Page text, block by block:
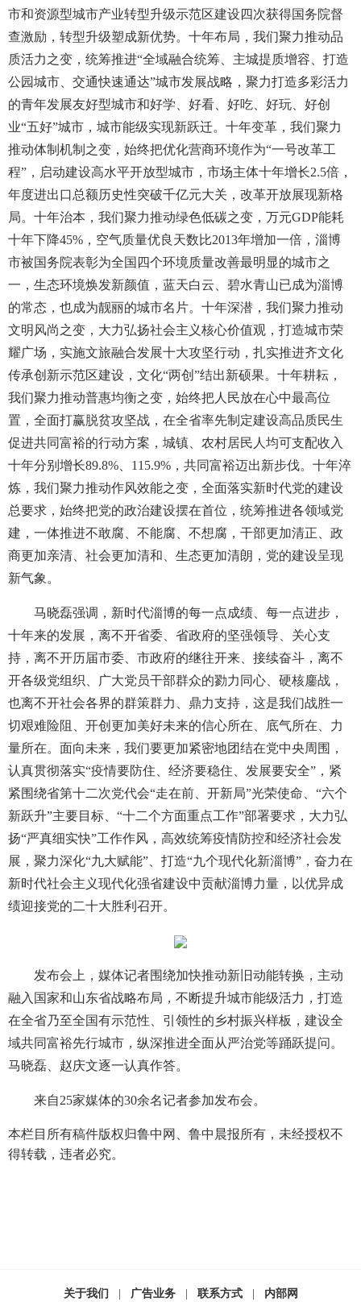
市和资源型城市产业转型升级示范区建设四次获得国务院督
查激励，转型升级塑成新优势。十年布局，我们聚力推动品
质活力之变，统筹推进“全域融合统筹、主城提质增容、打造
公园城市、交通快速通达”城市发展战略，聚力打造多彩活力
的青年发展友好型城市和好学、好看、好吃、好玩、好创
业“五好”城市，城市能级实现新跃迁。十年变革，我们聚力
推动体制机制之变，始终把优化营商环境作为“一号改革工
程”，启动建设高水平开放型城市，市场主体十年增长2.5倍，
年度进出口总额历史性突破千亿元大关，改革开放展现新格
局。十年治本，我们聚力推动绿色低碳之变，万元GDP能耗
十年下降45%，空气质量优良天数比2013年增加一倍，淄博
市被国务院表彰为全国四个环境质量改善最明显的城市之
一，生态环境焕发新颜值，蓝天白云、碧水青山已成为淄博
的常态，也成为靓丽的城市名片。十年深潜，我们聚力推动
文明风尚之变，大力弘扬社会主义核心价值观，打造城市荣
耀广场，实施文旅融合发展十大攻坚行动，扎实推进齐文化
传承创新示范区建设，文化“两创”结出新硕果。十年耕耘，
我们聚力推动普惠均衡之变，始终把人民放在心中最高位
置，全面打赢脱贫攻坚战，在全省率先制定建设高品质民生
促进共同富裕的行动方案，城镇、农村居民人均可支配收入
十年分别增长89.8%、115.9%，共同富裕迈出新步伐。十年淬
炼，我们聚力推动作风效能之变，全面落实新时代党的建设
总要求，始终把党的政治建设摆在首位，统筹推进各领域党
建，一体推进不敢腐、不能腐、不想腐，干部更加清正、政
商更加亲清、社会更加清和、生态更加清朗，党的建设呈现
新气象。
马晓磊强调，新时代淄博的每一点成绩、每一点进步，
十年来的发展，离不开省委、省政府的坚强领导、关心支
持，离不开历届市委、市政府的继往开来、接续奋斗，离不
开各级党组织、广大党员干部群众的勠力同心、硬核鏖战，
也离不开社会各界的群策群力、鼎力支持，这是我们战胜一
切艰难险阻、开创更加美好未来的信心所在、底气所在、力
量所在。面向未来，我们要更加紧密地团结在党中央周围，
认真贯彻落实“疫情要防住、经济要稳住、发展要安全”，紧
紧围绕省第十二次党代会“走在前、开新局”光荣使命、“六个
新跃升”主要目标、“十二个方面重点工作”部署要求，大力弘
扬“严真细实快”工作作风，高效统筹疫情防控和经济社会发
展，聚力深化“九大赋能”、打造“九个现代化新淄博”，奋力在
新时代社会主义现代化强省建设中贡献淄博力量，以优异成
绩迎接党的二十大胜利召开。
发布会上，媒体记者围绕加快推动新旧动能转换，主动
融入国家和山东省战略布局，不断提升城市能级活力，打造
在全省乃至全国有示范性、引领性的乡村振兴样板，建设全
域共同富裕先行城市，纵深推进全面从严治党等踊跃提问。
马晓磊、赵庆文逐一认真作答。
来自25家媒体的30余名记者参加发布会。
本栏目所有稿件版权归鲁中网、鲁中晨报所有，未经授权不
得转载，违者必究。
关于我们 广告业务 联系方式 内部网